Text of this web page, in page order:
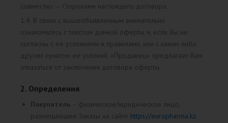
совместно — Сторонами настоящего договора.
1.4. В связи с вышеобъявленным внимательно
ознакомьтесь с текстом данной оферты и, если Вы не
согласны с ее условиями и правилами, или с каким-либо
другим пунктом ее условий, «Продавец» предлагает Вам
отказаться от заключения договора оферты.
2. Определения
Покупатель – физическое/юридическое лицо,
размещающее Заказы на сайте https://europharma.kz